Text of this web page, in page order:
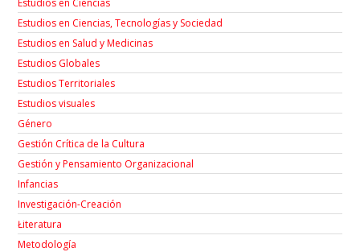
Estudios en Ciencias, Tecnologías y Sociedad
Estudios en Salud y Medicinas
Estudios Globales
Estudios Territoriales
Estudios visuales
Género
Gestión Crítica de la Cultura
Gestión y Pensamiento Organizacional
Infancias
Investigación-Creación
Łiteratura
Metodología